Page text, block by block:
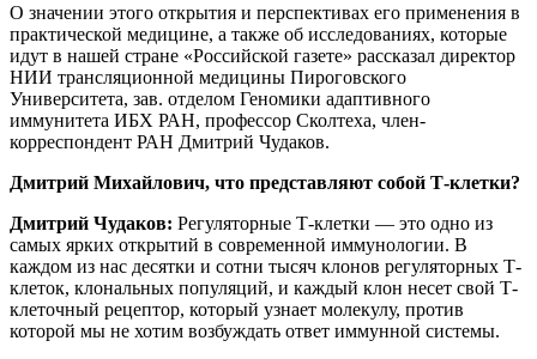
О значении этого открытия и перспективах его применения в
практической медицине, а также об исследованиях, которые
идут в нашей стране «Российской газете» рассказал директор
НИИ трансляционной медицины Пироговского
Университета, зав. отделом Геномики адаптивного
иммунитета ИБХ РАН, профессор Сколтеха, член-
корреспондент РАН Дмитрий Чудаков.
Дмитрий Михайлович, что представляют собой Т-клетки?
Дмитрий Чудаков: Регуляторные Т-клетки — это одно из
самых ярких открытий в современной иммунологии. В
каждом из нас десятки и сотни тысяч клонов регуляторных Т-
клеток, клональных популяций, и каждый клон несет свой Т-
клеточный рецептор, который узнает молекулу, против
которой мы не хотим возбуждать ответ иммунной системы.